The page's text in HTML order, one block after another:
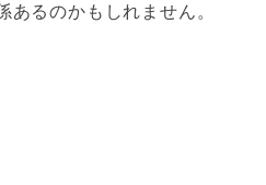
あるのかもしれません。